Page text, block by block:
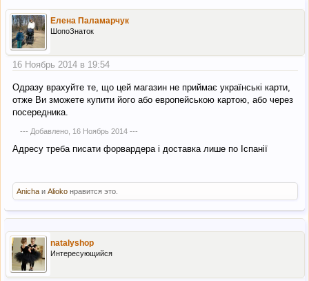
Елена Паламарчук
ШопоЗнаток
16 Ноябрь 2014 в 19:54
Одразу врахуйте те, що цей магазин не приймає українські карти,
отже Ви зможете купити його або европейською картою, або через
посередника.
--- Добавлено, 16 Ноябрь 2014---
Адресу треба писати форвардера і доставка лише по Іспанії
Anicha и Alioko нравится это.
natalyshop
Интересующийся